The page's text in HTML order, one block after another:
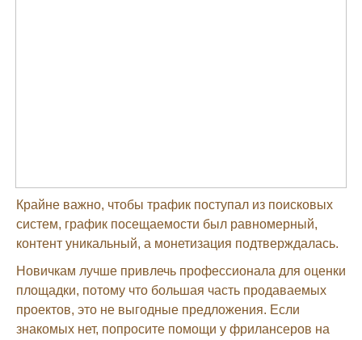
Крайне важно, чтобы трафик поступал из поисковых
систем, график посещаемости был равномерный,
контент уникальный, а монетизация подтверждалась.
Новичкам лучше привлечь профессионала для оценки
площадки, потому что большая часть продаваемых
проектов, это не выгодные предложения. Если
знакомых нет, попросите помощи у фрилансеров на